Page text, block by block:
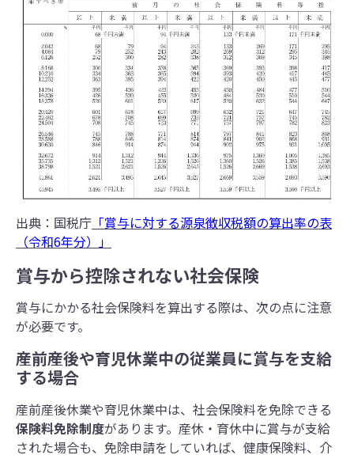
出典：国税庁 「賞与に対する源泉徴収税額の算出率の表
（令和6年分）」
賞与から控除されない社会保険
賞与にかかる社会保険料を算出する際は、次の点に注意
が必要です。
産前産後や育児休業中の従業員に賞与を支給
する場合
産前産後休業や育児休業中は、社会保険料を免除できる
保険料免除制度があります。産休・育休中に賞与が支給
された場合も、免除申請をしていれば、健康保険料、介